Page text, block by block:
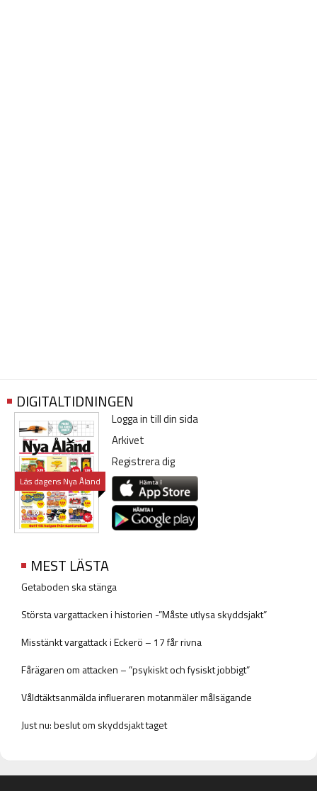
DIGITALTIDNINGEN
Läs dagens Nya Åland
Logga in till din sida
Arkivet
Registrera dig
MEST LÄSTA
Getaboden ska stänga
Största vargattacken i historien -”Måste utlysa skyddsjakt”
Misstänkt vargattack i Eckerö – 17 får rivna
Fårägaren om attacken – ”psykiskt och fysiskt jobbigt”
Våldtäktsanmälda influeraren motanmäler målsägande
Just nu: beslut om skyddsjakt taget